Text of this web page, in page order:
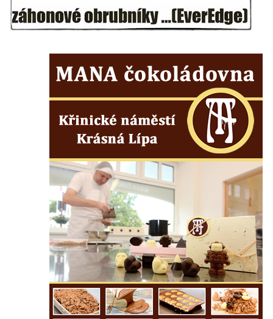
Mikulášovicích
Boží muka na Kostelní stezce v
Mikulášovicích
Hammerberský kříž na křižovatce mezi
domy čp. 739 a 758 v Mikulášovicích
Kříž Johannese Herlta poblíž domu čp. 428
Drascheho kříž na zahradě domu čp. 915 v
Mikulášovicích
Hillův kříž u domu čp. 436 v Mikulášovicích
Hampelův kříž západně od dolního nádraží
v Mikulášovicích
Kříž před kostelem svatých Petra a Pavla v
Růžové
Centrální kříž na starém hřbitově ve
Vilémově